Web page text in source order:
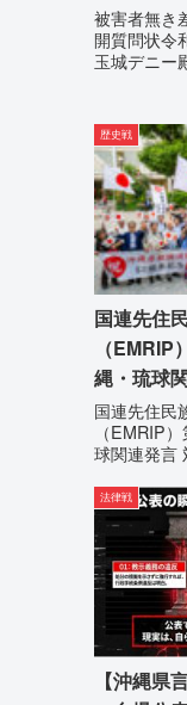
被害者無き
開質問状令
玉城デニー
（弁明）を
続条例第28
歴史戦
国連先住
（
縄・琉球
国連先住民
（EMRIP
球関連発言
において
族指定、
題、米軍基
法律戦
【沖縄県